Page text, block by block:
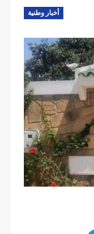
أخبار وطنية